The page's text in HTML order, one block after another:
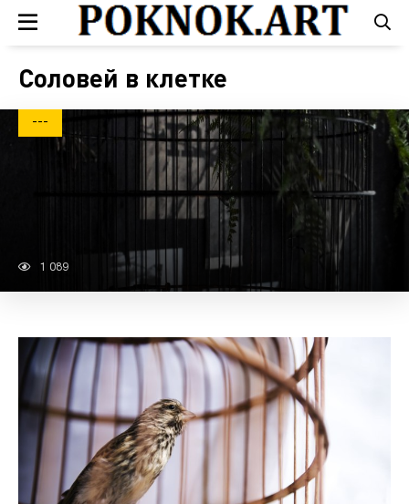
Соловей в клетке
---
1 089